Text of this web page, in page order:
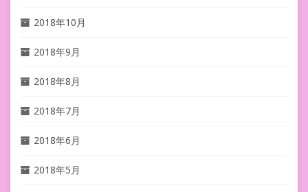
2018年10月
2018年9月
2018年8月
2018年7月
2018年6月
2018年5月